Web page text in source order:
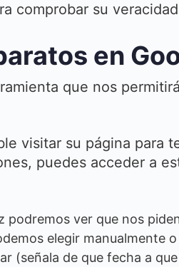
comprobar su
en
que nos
visitar su página para
puedes acceder a
podremos ver que nos
elegir manualmente
(señala de que fecha a